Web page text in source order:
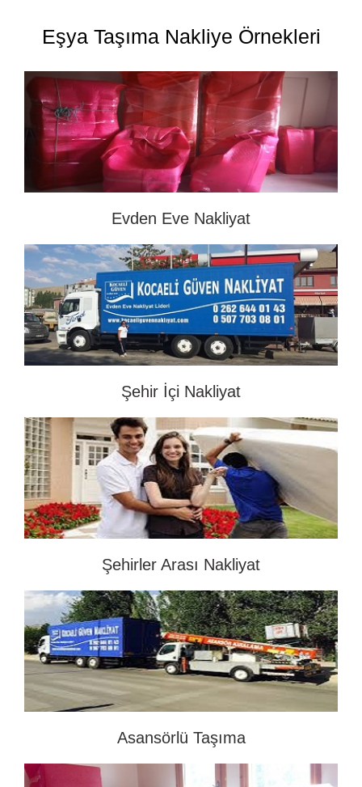
Eşya Taşıma Nakliye Örnekleri
Evden Eve Nakliyat
Şehir İçi Nakliyat
Şehirler Arası Nakliyat
Asansörlü Taşıma